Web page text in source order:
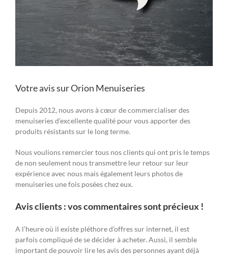
Votre avis sur Orion Menuiseries
Depuis 2012, nous avons à cœur de commercialiser des
menuiseries d’excellente qualité pour vous apporter des
produits résistants sur le long terme.
Nous voulions remercier tous nos clients qui ont pris le temps
de non seulement nous transmettre leur retour sur leur
expérience avec nous mais également leurs photos de
menuiseries une fois posées chez eux.
Avis clients : vos commentaires sont précieux !
A l’heure où il existe pléthore d’offres sur internet, il est
parfois compliqué de se décider à acheter. Aussi, il semble
important de pouvoir lire les avis des personnes ayant déjà